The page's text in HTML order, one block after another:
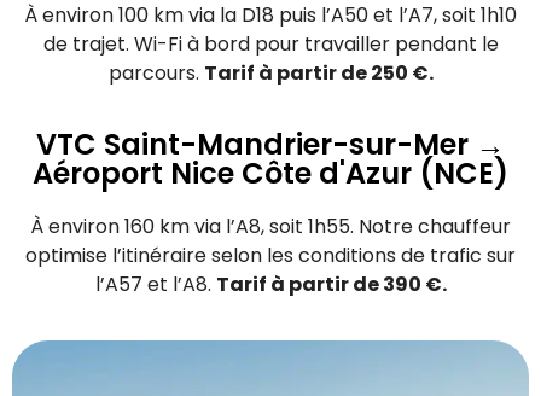
À environ 100 km via la D18 puis l’A50 et l’A7, soit 1h10
de trajet. Wi-Fi à bord pour travailler pendant le
parcours. Tarif à partir de 250 €.
VTC Saint-Mandrier-sur-Mer →
Aéroport Nice Côte d'Azur (NCE)
À environ 160 km via l’A8, soit 1h55. Notre chauffeur
optimise l’itinéraire selon les conditions de trafic sur
l’A57 et l’A8. Tarif à partir de 390 €.